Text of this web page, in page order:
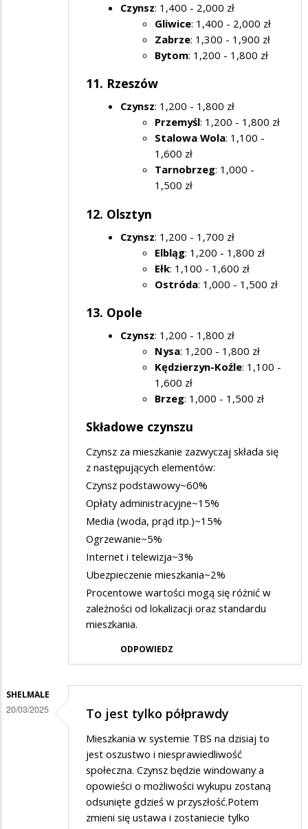
Czynsz: 1,400 - 2,000 zł
Gliwice: 1,400 - 2,000 zł
Zabrze: 1,300 - 1,900 zł
Bytom: 1,200 - 1,800 zł
11. Rzeszów
Czynsz: 1,200 - 1,800 zł
Przemyśl: 1,200 - 1,800 zł
Stalowa Wola: 1,100 -
1,600 zł
Tarnobrzeg: 1,000 -
1,500 zł
12. Olsztyn
Czynsz: 1,200 - 1,700 zł
Elbląg: 1,200 - 1,800 zł
Ełk: 1,100 - 1,600 zł
Ostróda: 1,000 - 1,500 zł
13. Opole
Czynsz: 1,200 - 1,800 zł
Nysa: 1,200 - 1,800 zł
Kędzierzyn-Koźle: 1,100 -
1,600 zł
Brzeg: 1,000 - 1,500 zł
Składowe czynszu
Czynsz za mieszkanie zazwyczaj składa się
z następujących elementów:
Czynsz podstawowy~60%
Opłaty administracyjne~15%
Media (woda, prąd itp.)~15%
Ogrzewanie~5%
Internet i telewizja~3%
Ubezpieczenie mieszkania~2%
Procentowe wartości mogą się różnić w
zależności od lokalizacji oraz standardu
mieszkania.
ODPOWIEDZ
SHELMALE
20/03/2025 To jest tylko półprawdy
Mieszkania w systemie TBS na dzisiaj to
jest oszustwo i niesprawiedliwość
społeczna. Czynsz będzie windowany a
opowieści o możliwości wykupu zostaną
odsunięte gdzieś w przyszłość.Potem
zmieni się ustawa i zostaniecie tylko